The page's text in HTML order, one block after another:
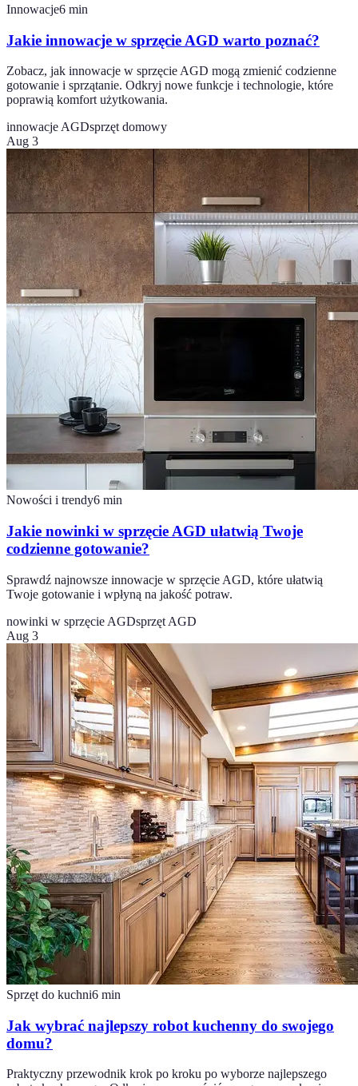
Innowacje6 min
Jakie innowacje w sprzęcie AGD warto poznać?
Zobacz, jak innowacje w sprzęcie AGD mogą zmienić codzienne
gotowanie i sprzątanie. Odkryj nowe funkcje i technologie, które
poprawią komfort użytkowania.
innowacje AGDsprzęt domowy
Aug 3
Nowości i trendy6 min
Jakie nowinki w sprzęcie AGD ułatwią Twoje
codzienne gotowanie?
Sprawdź najnowsze innowacje w sprzęcie AGD, które ułatwią
Twoje gotowanie i wpłyną na jakość potraw.
nowinki w sprzęcie AGDsprzęt AGD
Aug 3
Sprzęt do kuchni6 min
Jak wybrać najlepszy robot kuchenny do swojego
domu?
Praktyczny przewodnik krok po kroku po wyborze najlepszego